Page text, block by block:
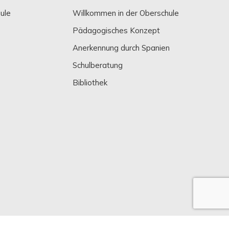
Willkommen in der Oberschule
Pädagogisches Konzept
Anerkennung durch Spanien
Schulberatung
Bibliothek